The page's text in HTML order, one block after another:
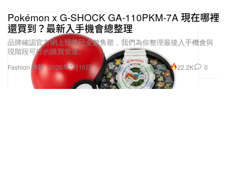
Fashion 時裝
Pokémon x G‑SHOCK GA‑110PKM‑7A 現在哪裡
還買到？最新入手機會總整理
品牌確認官方網上預售已全數售罄，我們為你整理最後入手機會與
現階段可行的購買管道。
2026年7月10日 22.2K 0